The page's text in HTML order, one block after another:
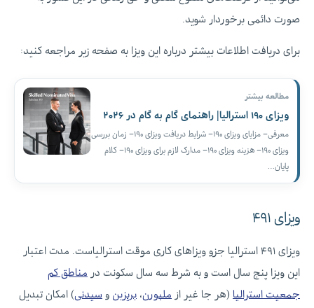
صورت دائمی برخوردار شوید.
برای دریافت اطلاعات بیشتر درباره این ویزا به صفحه زیر مراجعه کنید:
مطالعه بیشتر
ویزای ۱۹۰ استرالیا| راهنمای گام به گام در ۲۰۲۶
معرفی– مزایای ویزای ۱۹۰– شرایط دریافت ویزای ۱۹۰– زمان بررسی
ویزای ۱۹۰– هزینه ویزای ۱۹۰– مدارک لازم برای ویزای ۱۹۰– کلام
پایان…
ویزای ۴۹۱
ویزای ۴۹۱ استرالیا جزو ویزاهای کاری موقت استرالیاست. مدت اعتبار
این ویزا پنج سال است و به شرط سه سال سکونت در مناطق کم
جمعیت استرالیا (هر جا غیر از ملبورن، بریزبن و سیدنی) امکان تبدیل